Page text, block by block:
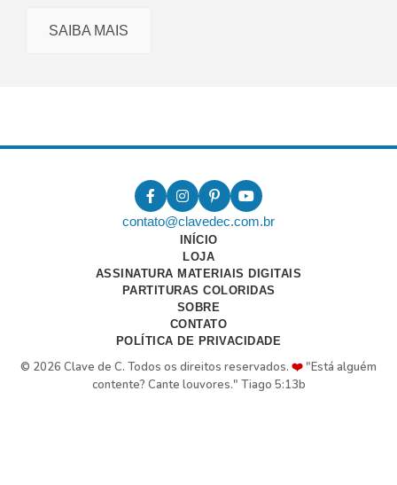
SAIBA MAIS
contato@clavedec.com.br
INÍCIO
LOJA
ASSINATURA MATERIAIS DIGITAIS
PARTITURAS COLORIDAS
SOBRE
CONTATO
POLÍTICA DE PRIVACIDADE
© 2026 Clave de C. Todos os direitos reservados. ❤️ "Está alguém
contente? Cante louvores." Tiago 5:13b